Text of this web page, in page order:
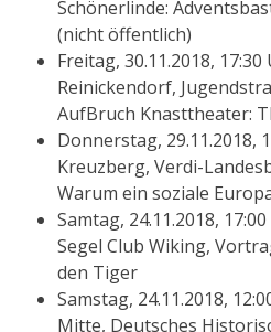
Schönerlinde:
(nicht öffentlich)
Freitag, 30.11.2018,
Reinickendorf,
AufBruch Knasttheater:
Donnerstag, 29.11.2018,
Kreuzberg, Verdi-
Warum ein soziale
Samtag, 24.11.2018,
Segel Club Wiking,
den Tiger
Samstag, 24.11.2018,
Mitte, Deutsches